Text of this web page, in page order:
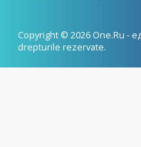
Copyright © 2026 One.Ru -
drepturile rezervate.